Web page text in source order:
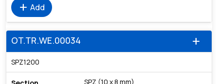
add Add
add
OT.TR.WE.00034
SPZ1200
SPZ (10 x 8 mm)